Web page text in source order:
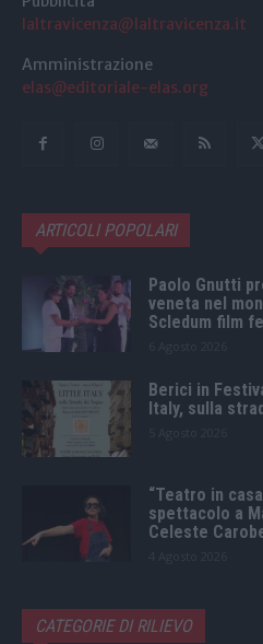
laltravicenza@laltravicenza.it
Amministrazione
elas@editoriale-elas.org
ARTICOLI POPOLARI
Paolo Gnutti
veneta nel
Scledum film
Berici in
Italy, sulla
“Teatro in
spettacolo a
Celeste
CATEGORIE DI RILIEVO